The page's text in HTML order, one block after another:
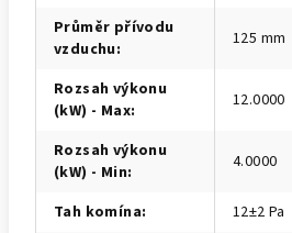
Průměr přívodu
vzduchu: 125 mm
Rozsah výkonu
(kW) - Max: 12.0000
Rozsah výkonu
(kW) - Min: 4.0000
Tah komína:
12±2 Pa